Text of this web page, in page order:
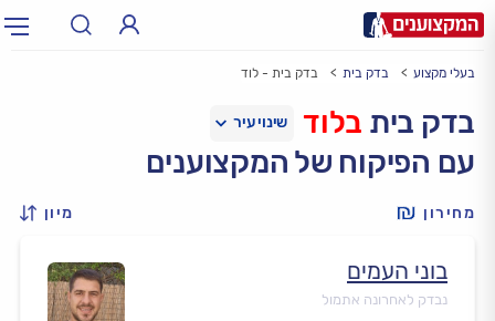
עירעיר: תל אביב, חיפה…
בעלי מקצוע בדק בית בדק בית - לוד
בדק בית בלוד
עם הפיקוח של המקצוענים
מחירון מיון
בוני העמים
נבדק לאחרונה אתמול